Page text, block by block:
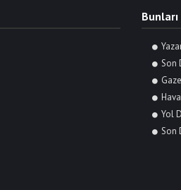
Son
Yol
Son